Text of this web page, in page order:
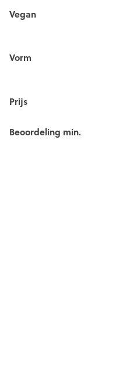
Vegan
Vorm
Prijs
Beoordeling min.